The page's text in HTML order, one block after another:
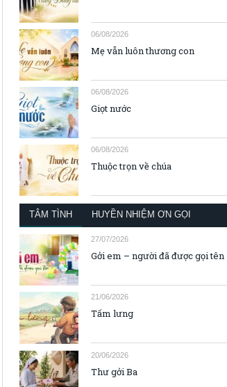
06/08/2026
Mẹ vẫn luôn thương con
06/08/2026
Giọt nước
06/08/2026
Thuộc trọn về chúa
TÂM TÌNH HUYỀN NHIỆM ƠN GỌI
27/07/2026
Gởi em – người đã được gọi tên
21/06/2026
Tấm lưng
20/06/2026
Thư gởi Ba